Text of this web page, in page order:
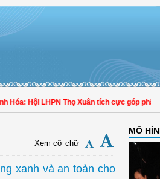
Hội LHPN Thọ Xuân tích cực góp phần nâng
Xem cỡ chữ
xanh và an toàn cho
MÔ